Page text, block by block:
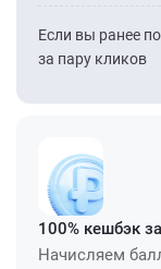
Если вы ранее
за пару кликов
100% кешбэк
Начисляем